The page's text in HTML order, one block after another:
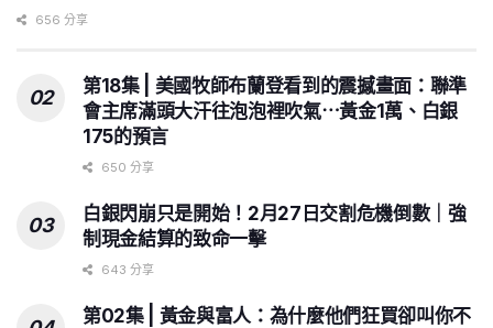
656 分享
第18集 | 美國牧師布蘭登看到的震撼畫面：聯準
會主席滿頭大汗往泡泡裡吹氣⋯黃金1萬、白銀
175的預言
650 分享
白銀閃崩只是開始！2月27日交割危機倒數｜強
制現金結算的致命一擊
643 分享
第02集 | 黃金與富人：為什麼他們狂買卻叫你不